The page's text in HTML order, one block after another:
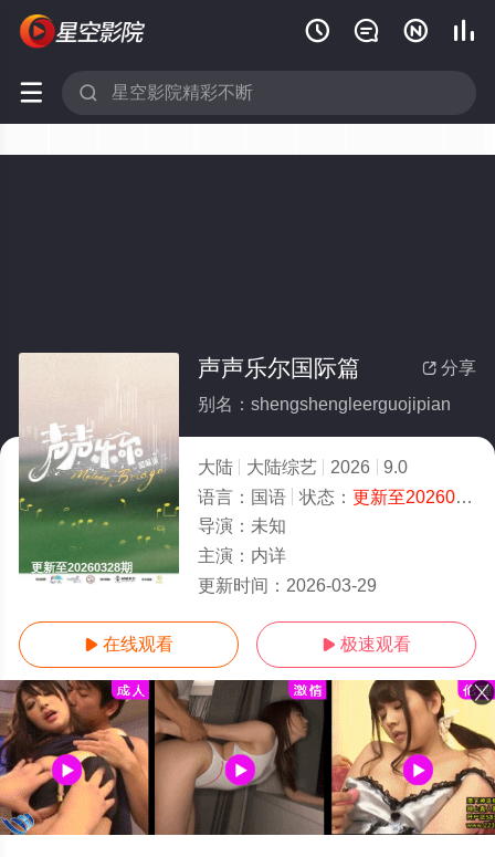
   
 
更新至20260328期
 分享
声声乐尔国际篇
别名：shengshengleerguojipian
大陆 大陆综艺 2026
9.0
语言： 国语 状态： 更新至20260328期
导演： 未知
主演： 内详
更新时间： 2026-03-29
 在线观看  极速观看